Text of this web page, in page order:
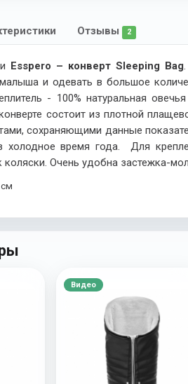
Отзывы 2
Esspero – конверт Sleeping Bag
и одевать в большое
- 100% натуральная
состоит из плотной
сохраняющими данные
время года. Для
Очень удобна застежка-
Видео